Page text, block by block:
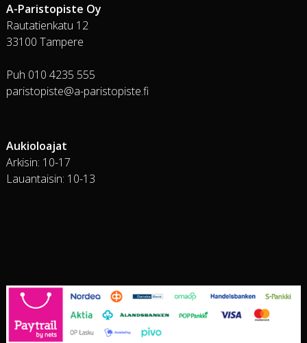
A-Paristopiste Oy
Rautatienkatu 12
33100 Tampere
Puh 010 4235 555
paristopiste@a-paristopiste.fi
Aukioloajat
Arkisin: 10-17
Lauantaisin: 10-13